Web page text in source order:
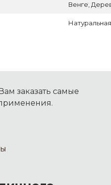
Венге,
заказать самые